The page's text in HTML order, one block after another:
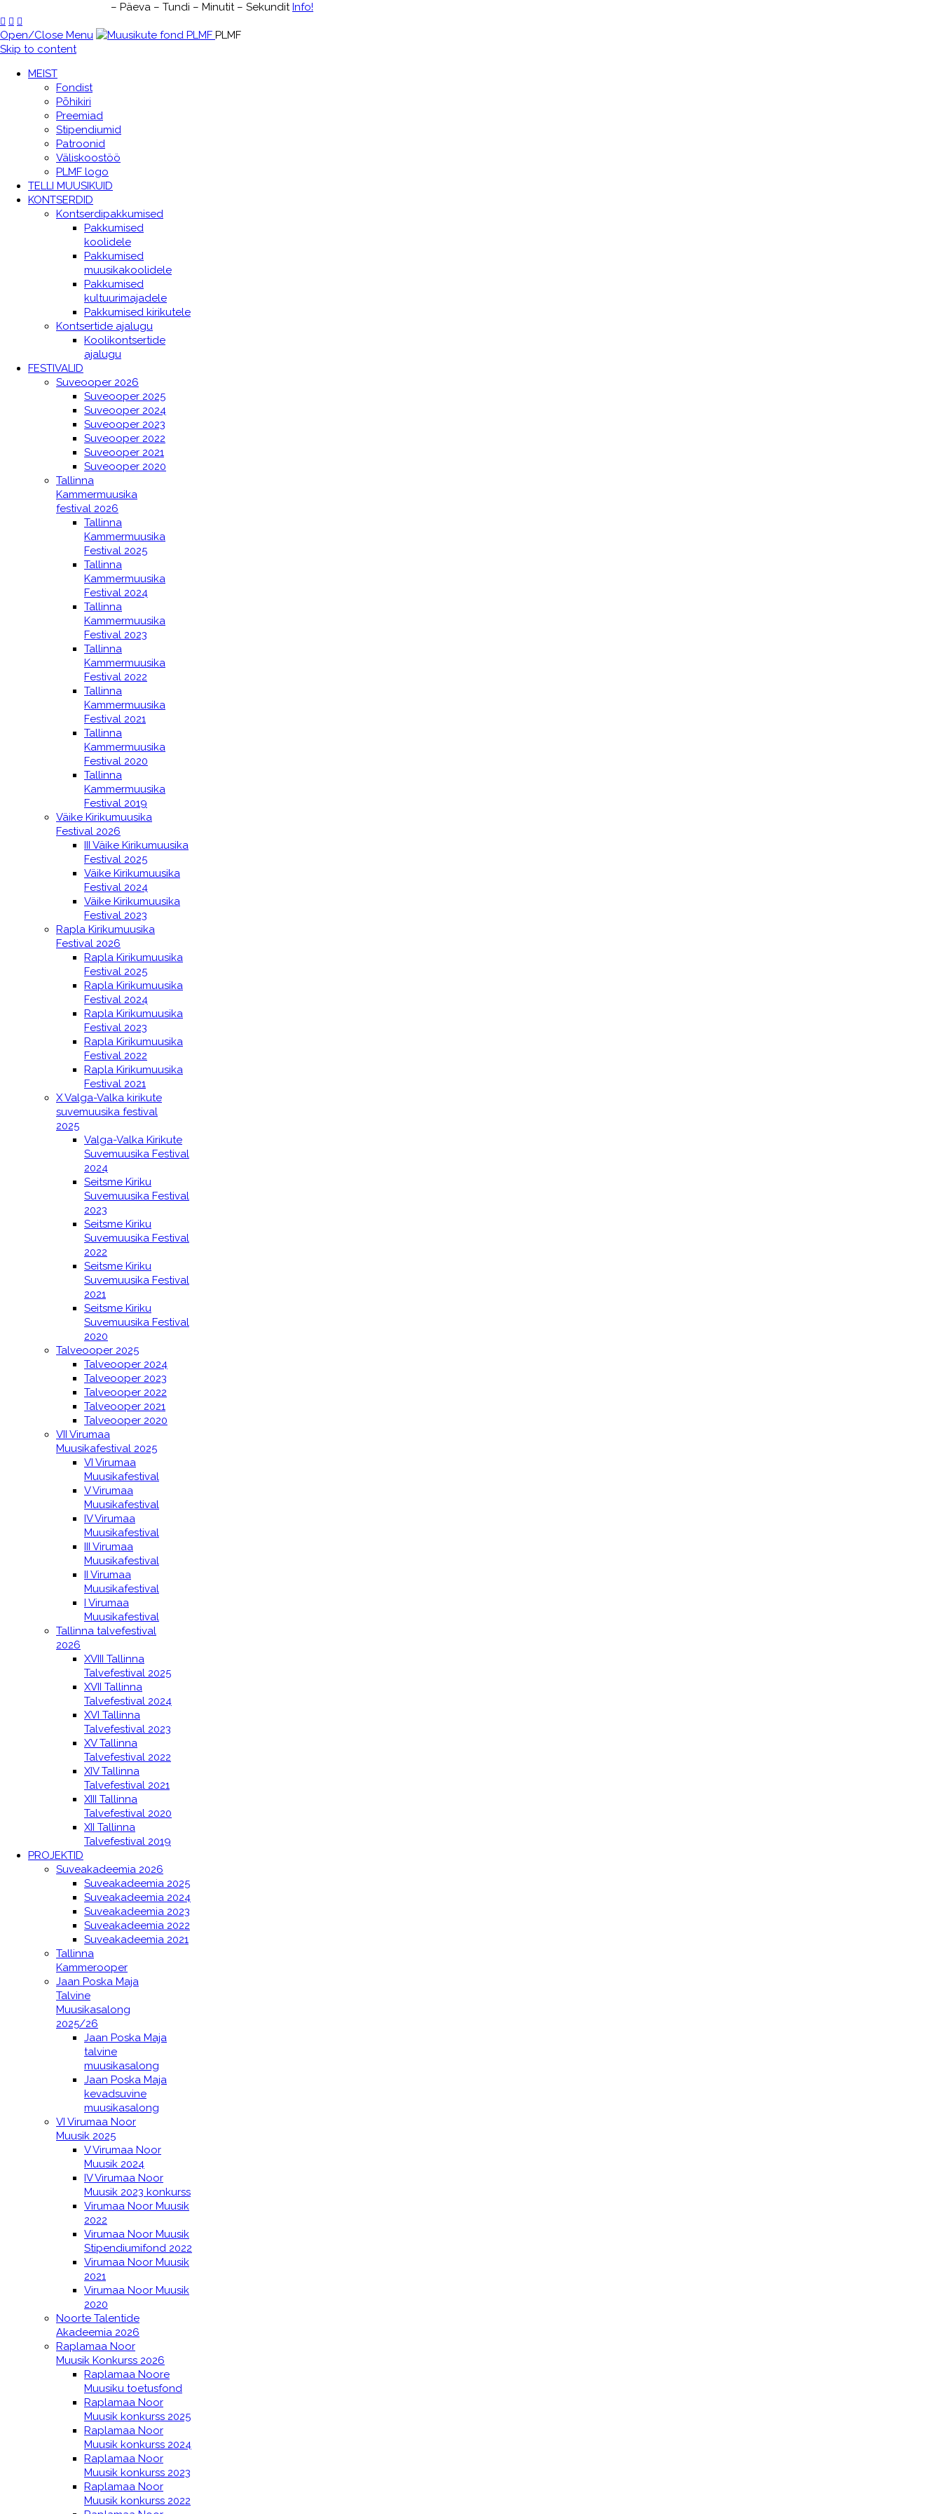
– Päeva – Tundi – Minutit – Sekundit Info!
  
Open/Close Menu
PLMF
Skip to content
MEIST
Fondist
Põhikiri
Preemiad
Stipendiumid
Patroonid
Väliskoostöö
PLMF logo
TELLI MUUSIKUID
KONTSERDID
Kontserdipakkumised
Pakkumised
koolidele
Pakkumised
muusikakoolidele
Pakkumised
kultuurimajadele
Pakkumised kirikutele
Kontsertide ajalugu
Koolikontsertide
ajalugu
FESTIVALID
Suveooper 2026
Suveooper 2025
Suveooper 2024
Suveooper 2023
Suveooper 2022
Suveooper 2021
Suveooper 2020
Tallinna
Kammermuusika
festival 2026
Tallinna
Kammermuusika
Festival 2025
Tallinna
Kammermuusika
Festival 2024
Tallinna
Kammermuusika
Festival 2023
Tallinna
Kammermuusika
Festival 2022
Tallinna
Kammermuusika
Festival 2021
Tallinna
Kammermuusika
Festival 2020
Tallinna
Kammermuusika
Festival 2019
Väike Kirikumuusika
Festival 2026
III Väike Kirikumuusika
Festival 2025
Väike Kirikumuusika
Festival 2024
Väike Kirikumuusika
Festival 2023
Rapla Kirikumuusika
Festival 2026
Rapla Kirikumuusika
Festival 2025
Rapla Kirikumuusika
Festival 2024
Rapla Kirikumuusika
Festival 2023
Rapla Kirikumuusika
Festival 2022
Rapla Kirikumuusika
Festival 2021
X Valga-Valka kirikute
suvemuusika festival
2025
Valga-Valka Kirikute
Suvemuusika Festival
2024
Seitsme Kiriku
Suvemuusika Festival
2023
Seitsme Kiriku
Suvemuusika Festival
2022
Seitsme Kiriku
Suvemuusika Festival
2021
Seitsme Kiriku
Suvemuusika Festival
2020
Talveooper 2025
Talveooper 2024
Talveooper 2023
Talveooper 2022
Talveooper 2021
Talveooper 2020
VII Virumaa
Muusikafestival 2025
VI Virumaa
Muusikafestival
V Virumaa
Muusikafestival
IV Virumaa
Muusikafestival
III Virumaa
Muusikafestival
II Virumaa
Muusikafestival
I Virumaa
Muusikafestival
Tallinna talvefestival
2026
XVIII Tallinna
Talvefestival 2025
XVII Tallinna
Talvefestival 2024
XVI Tallinna
Talvefestival 2023
XV Tallinna
Talvefestival 2022
XIV Tallinna
Talvefestival 2021
XIII Tallinna
Talvefestival 2020
XII Tallinna
Talvefestival 2019
PROJEKTID
Suveakadeemia 2026
Suveakadeemia 2025
Suveakadeemia 2024
Suveakadeemia 2023
Suveakadeemia 2022
Suveakadeemia 2021
Tallinna
Kammerooper
Jaan Poska Maja
Talvine
Muusikasalong
2025/26
Jaan Poska Maja
talvine
muusikasalong
Jaan Poska Maja
kevadsuvine
muusikasalong
VI Virumaa Noor
Muusik 2025
V Virumaa Noor
Muusik 2024
IV Virumaa Noor
Muusik 2023 konkurss
Virumaa Noor Muusik
2022
Virumaa Noor Muusik
Stipendiumifond 2022
Virumaa Noor Muusik
2021
Virumaa Noor Muusik
2020
Noorte Talentide
Akadeemia 2026
Raplamaa Noor
Muusik Konkurss 2026
Raplamaa Noore
Muusiku toetusfond
Raplamaa Noor
Muusik konkurss 2025
Raplamaa Noor
Muusik konkurss 2024
Raplamaa Noor
Muusik konkurss 2023
Raplamaa Noor
Muusik konkurss 2022